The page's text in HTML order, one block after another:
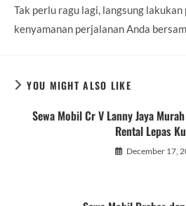
Tak perlu ragu lagi, langsung
kenyamanan perjalanan Anda
YOU MIGHT ALSO LIKE
Sewa Mobil Cr V Lanny Jaya
Rental Lepas
December 17,